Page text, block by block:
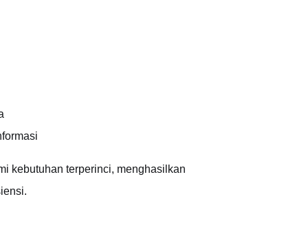
kebutuhan terperinci, menghasilkan